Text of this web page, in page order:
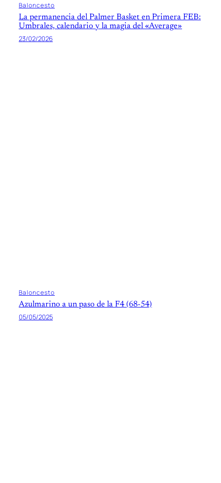
Baloncesto
La permanencia del Palmer Basket en Primera FEB:
Umbrales, calendario y la magia del «Average»
23/02/2026
Baloncesto
Azulmarino a un paso de la F4 (68-54)
05/05/2025